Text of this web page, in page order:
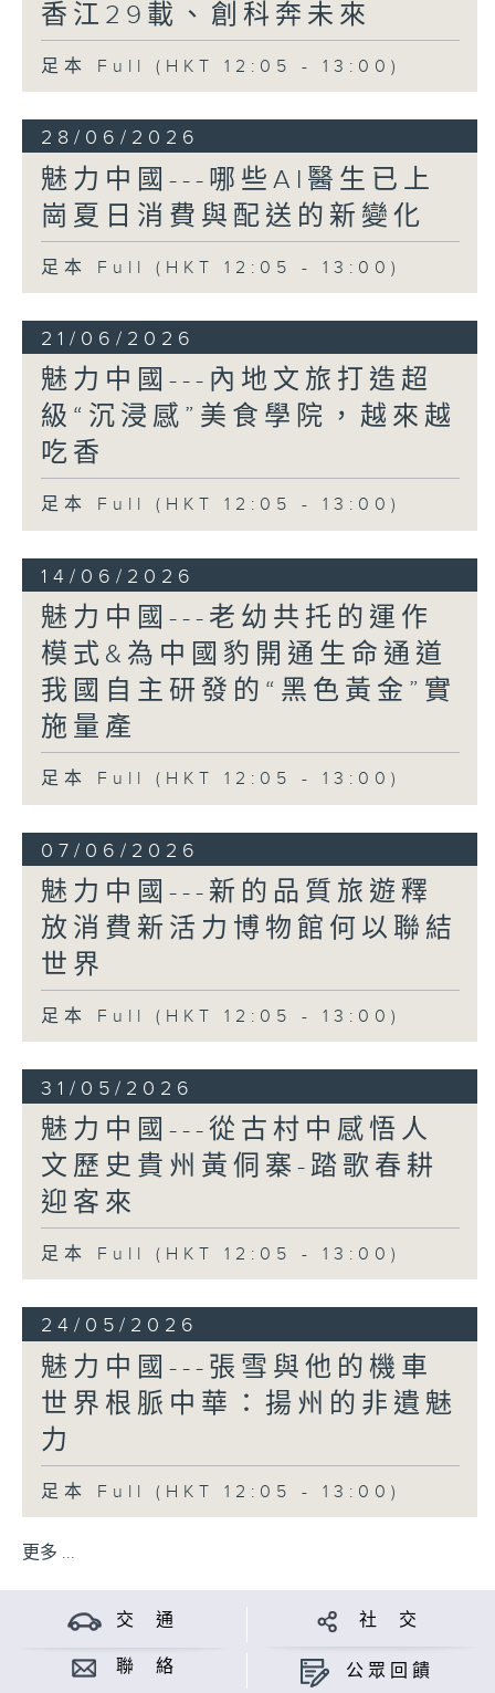
香江29載、創科奔未來
足本 Full (HKT 12:05 - 13:00)
28/06/2026
魅力中國---哪些AI醫生已上
崗夏日消費與配送的新變化
足本 Full (HKT 12:05 - 13:00)
21/06/2026
魅力中國---內地文旅打造超
級“沉浸感”美食學院，越來越
吃香
足本 Full (HKT 12:05 - 13:00)
14/06/2026
魅力中國---老幼共托的運作
模式&為中國豹開通生命通道
我國自主研發的“黑色黃金”實
施量產
足本 Full (HKT 12:05 - 13:00)
07/06/2026
魅力中國---新的品質旅遊釋
放消費新活力博物館何以聯結
世界
足本 Full (HKT 12:05 - 13:00)
31/05/2026
魅力中國---從古村中感悟人
文歷史貴州黃侗寨-踏歌春耕
迎客來
足本 Full (HKT 12:05 - 13:00)
24/05/2026
魅力中國---張雪與他的機車
世界根脈中華：揚州的非遺魅
力
足本 Full (HKT 12:05 - 13:00)
更多 ...
交 通 社 交
聯 絡 公眾回饋